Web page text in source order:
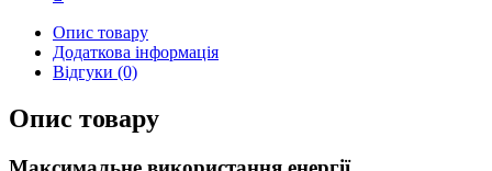
Опис товару
Додаткова інформація
Відгуки (0)
Опис товару